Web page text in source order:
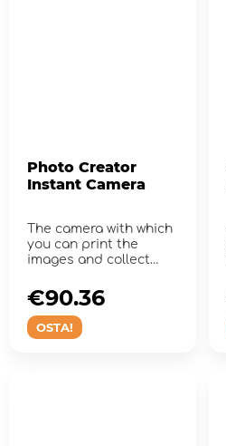
Photo Creator
Instant Camera
The camera with which
you can print the
images and collect
memory c...
OSTA!
€90.36